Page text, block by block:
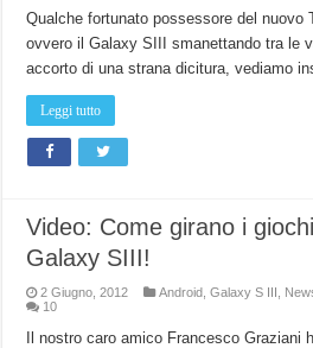
Qualche fortunato possessore del nuovo
ovvero il Galaxy SIII smanettando tra le
accorto di una strana dicitura, vediamo
Leggi tutto
Video: Come girano i
Galaxy SIII!
2 Giugno, 2012 Android ,Galaxy S III
10
Il nostro caro amico Francesco Graziani